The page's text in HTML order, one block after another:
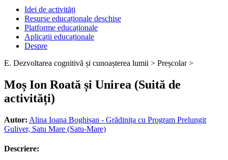
Idei de activități
Resurse educaționale deschise
Platforme educaționale
Aplicații educaționale
Despre
E. Dezvoltarea cognitivă și cunoașterea lumii > Preșcolar >
Moș Ion Roată și Unirea (Suită de
activități)
Autor: Alina Ioana Boghișan - Grădinița cu Program Prelungit
Guliver, Satu Mare (Satu-Mare)
Descriere: